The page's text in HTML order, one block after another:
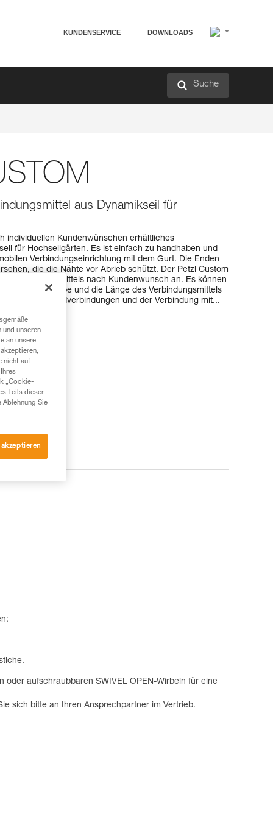
KUNDENSERVICE DOWNLOADS
Suche
aus Dynamikseil für
individuellen Kundenwünschen erhältliches
für Hochseilgärten. Es ist einfach zu handhaben und
Verbindungseinrichtung mit dem Gurt. Die Enden
die die Nähte vor Abrieb schützt. Der Petzl Custom
Verbindungsmittels nach Kundenwunsch an. Es können
sowie die Farbe und die Länge des Verbindungsmittels
die Art der Endverbindungen und der Verbindung mit...
oder aufschraubbaren SWIVEL OPEN-Wirbeln für eine
sich bitte an Ihren Ansprechpartner im Vertrieb.
und unseren
an unsere
nicht auf
„Cookie-
Teils dieser
Ablehnung Sie